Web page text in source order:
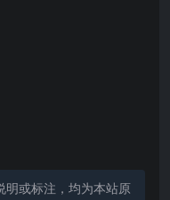
明或标注，均为本站原